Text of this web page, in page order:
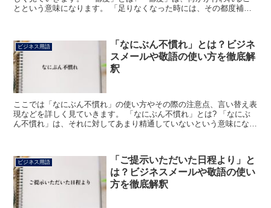
とという意味になります。 「足りなくなった時には、その都度補充
ビジネス用語
「なにぶん不慣れ」とは？ビジネ
スメールや敬語の使い方を徹底解
釈
ここでは「なにぶん不慣れ」の使い方やその際の注意点、言い替え表
現などを詳しく見ていきます。 「なにぶん不慣れ」とは? 「なにぶ
ん不慣れ」は、それに対してあまり精通していないという意味になり
ビジネス用語
「ご提示いただいた日程より」と
は？ビジネスメールや敬語の使い
方を徹底解釈